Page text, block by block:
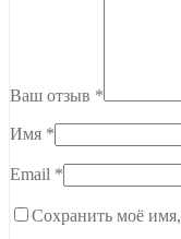
Ваш отзыв *
Имя *
Email *
Сохранить моё